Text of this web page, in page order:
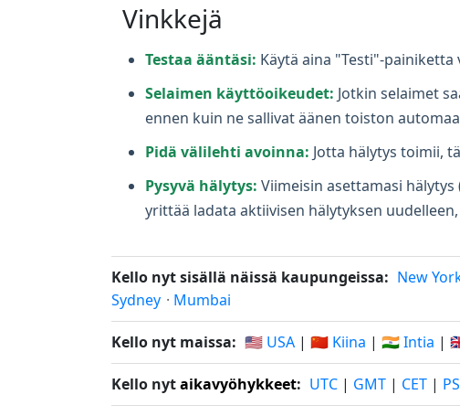
Vinkkejä
Testaa ääntäsi: Käytä aina "Testi"-
Selaimen käyttöoikeudet: Jotkin selaimet
ennen kuin ne sallivat äänen toiston
Pidä välilehti avoinna: Jotta hälytys toimii,
Pysyvä hälytys: Viimeisin asettamasi
yrittää ladata aktiivisen hälytyksen
Kello nyt sisällä näissä kaupungeissa: New
Sydney · Mumbai
Kello nyt maissa: 🇺🇸 USA | 🇨🇳 Kiina | 🇮🇳 Intia |
Kello nytaikavyöhykkeet: UTC | GMT | CET |